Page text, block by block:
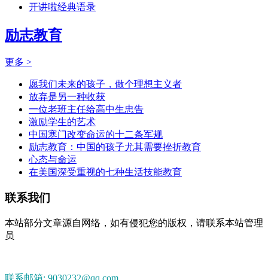
开讲啦经典语录
励志教育
更多 >
愿我们未来的孩子，做个理想主义者
放弃是另一种收获
一位老班主任给高中生忠告
激励学生的艺术
中国寒门改变命运的十二条军规
励志教育：中国的孩子尤其需要挫折教育
心态与命运
在美国深受重视的七种生活技能教育
联系我们
本站部分文章源自网络，如有侵犯您的版权，请联系本站管理
员
联系邮箱: 9030232@qq.com